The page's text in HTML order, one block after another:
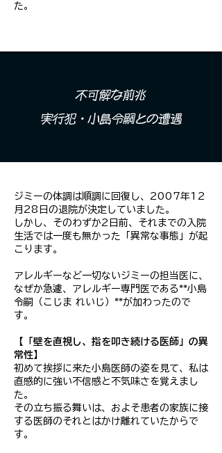
た。
不可解な前兆
実行犯・小島令嗣との遭遇
ジミーの体調は順調に回復し、2007年12
月28日の退院が決定していました。
しかし、そのわずか2日前、それまでの入院
生活では一度も無かった「異常な事態」が起
こります。
アレルギーなど一切ないジミーの担当医に、
なぜか急遽、アレルギー専門医である**小島
令嗣（こじま れいじ）**が加わったので
す。
【「壁を直視し、指を叩き続ける医師」の異
常性】
初めて挨拶に来た小島医師の姿を見て、私は
直感的に強い不信感と不気味さを覚えまし
た。
その立ち振る舞いは、およそ患者の家族に接
する医師のそれとはかけ離れていたからで
す。